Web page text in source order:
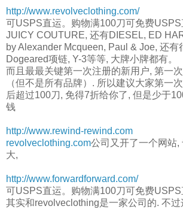
http://www.revolveclothing.com/
可USPS直运。购物满100刀可免费USPS
JUICY COUTURE, 还有DIESEL, ED
by Alexander Mcqueen, Paul & Joe, 还有
Dogeared项链, Y-3等等, 大牌小牌都有。
而且最最关键第一次注册的新用户, 第一
（但不是所有品牌）. 所以建议大家第一
后超过100刀, 免得7折给你了, 但是少于
钱
http://www.rewind-rewind.com
revolveclothing.com公司又开了一个网站,
大,
http://www.forwardforward.com/
可USPS直运。购物满100刀可免费USPS
其实和revolveclothing是一家公司的. 不